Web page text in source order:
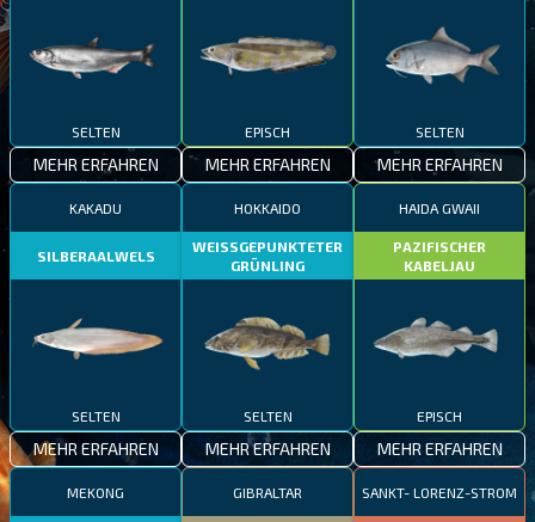
SELTEN
MEHR ERFAHREN
EPISCH
MEHR ERFAHREN
SELTEN
MEHR ERFAHREN
KAKADU
SILBERAALWELS
SELTEN
MEHR ERFAHREN
HOKKAIDO
WEISSGEPUNKTETER
GRÜNLING
SELTEN
MEHR ERFAHREN
HAIDA GWAII
PAZIFISCHER
KABELJAU
EPISCH
MEHR ERFAHREN
MEKONG GIBRALTAR SANKT- LORENZ-STROM